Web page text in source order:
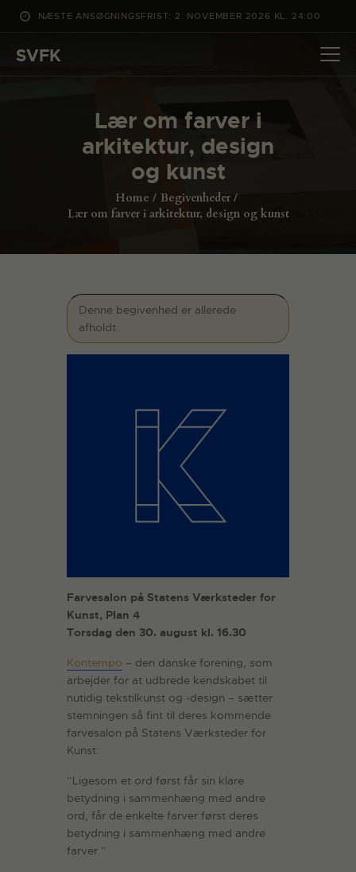
NÆSTE ANSØGNINGSFRIST: 2. NOVEMBER 2026 KL. 24:00
SVFK
Lær om farver i
arkitektur, design
og kunst
Home
Begivenheder
Lær om farver i arkitektur, design og kunst
DET SKER
PROJEKTER
OM SVFK
Denne begivenhed er allerede
afholdt.
Farvesalon på Statens Værksteder for
Kunst, Plan 4
Torsdag den 30. august kl. 16.30
Kontempo ­­– den danske forening, som
arbejder for at udbrede kendskabet til
nutidig tekstilkunst og -design – sætter
stemningen så fint til deres kommende
farvesalon på Statens Værksteder for
Kunst:
”Ligesom et ord først får sin klare
betydning i sammenhæng med andre
ord, får de enkelte farver først deres
betydning i sammenhæng med andre
farver.”